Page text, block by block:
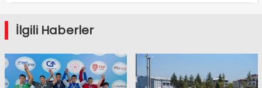
İlgili Haberler